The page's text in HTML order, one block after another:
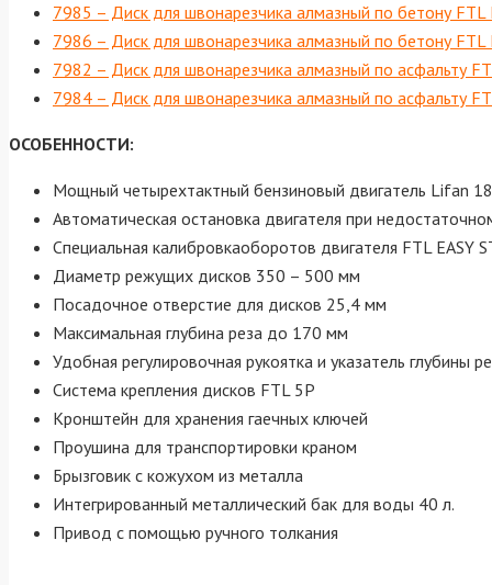
7985 – Диск для швонарезчика алмазный по бетону FTL
7986 – Диск для швонарезчика алмазный по бетону FTL
7982 – Диск для швонарезчика алмазный по асфальту
7984 – Диск для швонарезчика алмазный по асфальту
ОСОБЕННОСТИ:
Мощный четырехтактный бензиновый двигатель Lifan
Автоматическая остановка двигателя при
Специальная калибровкаоборотов двигателя FTL EASY
Диаметр режущих дисков 350 – 500 мм
Посадочное отверстие для дисков 25,4 мм
Максимальная глубина реза до 170 мм
Удобная регулировочная рукоятка и указатель глубины
Система крепления дисков FTL 5P
Кронштейн для хранения гаечных ключей
Проушина для транспортировки краном
Брызговик с кожухом из металла
Интегрированный металлический бак для воды 40 л.
Привод с помощью ручного толкания